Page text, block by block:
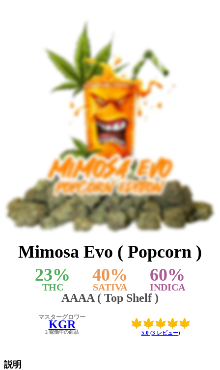
Mimosa Evo ( Popcorn )
23%
THC
40%
SATIVA
60%
INDICA
AAAA ( Top Shelf )
5.0 (3 レビュー)
マスターグロワー
KGR
2 稼働中の商品
説明